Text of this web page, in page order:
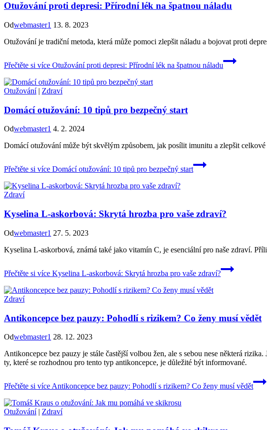
Otužování proti depresi: Přírodní lék na špatnou náladu
Odwebmaster1 13. 8. 2023
Otužování je tradiční metoda, která může pomoci zlepšit náladu a bojovat proti
Přečtěte si více Otužování proti depresi: Přírodní lék na špatnou náladu
Otužování| Zdraví
Domácí otužování: 10 tipů pro bezpečný start
Odwebmaster1 4. 2. 2024
Domácí otužování může být skvělým způsobem, jak posílit imunitu a zlepšit
Přečtěte si více Domácí otužování: 10 tipů pro bezpečný start
Zdraví
Kyselina L-askorbová: Skrytá hrozba pro vaše zdraví?
Odwebmaster1 27. 5. 2023
Kyselina L-askorbová, známá také jako vitamín C, je esenciální pro naše zdraví.
Přečtěte si více Kyselina L-askorbová: Skrytá hrozba pro vaše zdraví?
Zdraví
Antikoncepce bez pauzy: Pohodlí s rizikem? Co ženy musí vědět
Odwebmaster1 28. 12. 2023
Antikoncepce bez pauzy je stále častější volbou žen, ale s sebou nese některá
ty, které se rozhodnou pro tento typ antikoncepce, je důležité být informované.
Přečtěte si více Antikoncepce bez pauzy: Pohodlí s rizikem? Co ženy musí vědět
Otužování| Zdraví